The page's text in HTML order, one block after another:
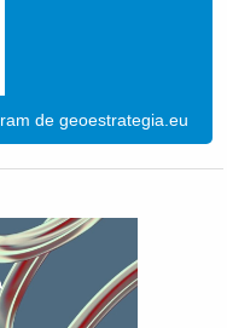
de geoestrategia.eu